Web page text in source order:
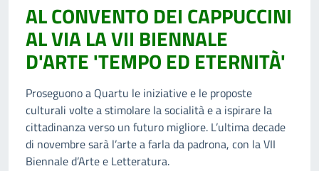
AL CONVENTO DEI CAPPUCCINI
AL VIA LA VII BIENNALE
D'ARTE 'TEMPO ED ETERNITÀ'
Proseguono a Quartu le iniziative e le proposte
culturali volte a stimolare la socialità e a ispirare la
cittadinanza verso un futuro migliore. L’ultima decade
di novembre sarà l’arte a farla da padrona, con la VII
Biennale d’Arte e Letteratura.